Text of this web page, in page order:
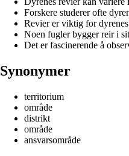
Forskere studerer ofte
Revier er viktig for
Noen fugler bygger reir i
Det er fascinerende å
Synonymer
territorium
område
distrikt
område
ansvarsområde